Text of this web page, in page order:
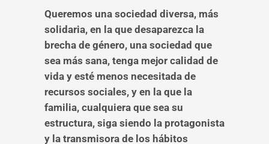
Queremos una sociedad diversa, más
solidaria, en la que desaparezca la
brecha de género, una sociedad que
sea más sana, tenga mejor calidad de
vida y esté menos necesitada de
recursos sociales, y en la que la
familia, cualquiera que sea su
estructura, siga siendo la protagonista
y la transmisora de los hábitos